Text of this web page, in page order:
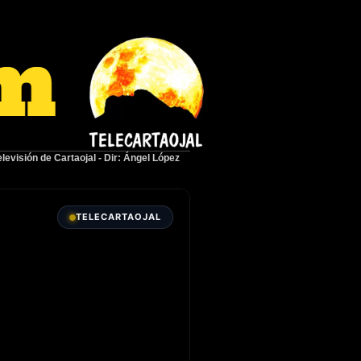
de Cartaojal - Dir: Ángel López
TELECARTAOJAL